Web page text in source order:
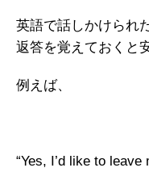
英語で話しかけられ
返答を覚えておくと
例えば、
“Yes, I’d like to